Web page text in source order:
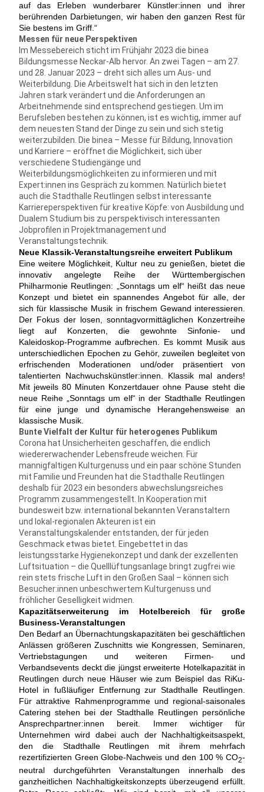
auf das Erleben wunderbarer Künstler:innen und ihrer
berührenden Darbietungen, wir haben den ganzen Rest für
Sie bestens im Griff.“
Messen für neue Perspektiven
Im Messebereich sticht im Frühjahr 2023 die binea
Bildungsmesse Neckar-Alb hervor. An zwei Tagen – am 27.
und 28. Januar 2023 – dreht sich alles um Aus- und
Weiterbildung. Die Arbeitswelt hat sich in den letzten
Jahren stark verändert und die Anforderungen an
Arbeitnehmende sind entsprechend gestiegen. Um im
Berufsleben bestehen zu können, ist es wichtig, immer auf
dem neuesten Stand der Dinge zu sein und sich stetig
weiterzubilden. Die binea – Messe für Bildung, Innovation
und Karriere – eröffnet die Möglichkeit, sich über
verschiedene Studiengänge und
Weiterbildungsmöglichkeiten zu informieren und mit
Expert:innen ins Gespräch zu kommen. Natürlich bietet
auch die Stadthalle Reutlingen selbst interessante
Karriereperspektiven für kreative Köpfe: von Ausbildung und
Dualem Studium bis zu perspektivisch interessanten
Jobprofilen in Projektmanagement und
Veranstaltungstechnik.
Neue Klassik-Veranstaltungsreihe erweitert Publikum
Eine weitere Möglichkeit, Kultur neu zu genießen, bietet die
innovativ angelegte Reihe der Württembergischen
Philharmonie Reutlingen: „Sonntags um elf“ heißt das neue
Konzept und bietet ein spannendes Angebot für alle, der
sich für klassische Musik in frischem Gewand interessieren.
Der Fokus der losen, sonntagvormittäglichen Konzertreihe
liegt auf Konzerten, die gewohnte Sinfonie- und
Kaleidoskop-Programme aufbrechen. Es kommt Musik aus
unterschiedlichen Epochen zu Gehör, zuweilen begleitet von
erfrischenden Moderationen und/oder präsentiert von
talentierten Nachwuchskünstler:innen. Klassik mal anders!
Mit jeweils 80 Minuten Konzertdauer ohne Pause steht die
neue Reihe „Sonntags um elf“ in der Stadthalle Reutlingen
für eine junge und dynamische Herangehensweise an
klassische Musik.
Bunte Vielfalt der Kultur für heterogenes Publikum
Corona hat Unsicherheiten geschaffen, die endlich
wiedererwachender Lebensfreude weichen. Für
mannigfaltigen Kulturgenuss und ein paar schöne Stunden
mit Familie und Freunden hat die Stadthalle Reutlingen
deshalb für 2023 ein besonders abwechslungsreiches
Programm zusammengestellt. In Kooperation mit
bundesweit bzw. international bekannten Veranstaltern
und lokal-regionalen Akteuren ist ein
Veranstaltungskalender entstanden, der für jeden
Geschmack etwas bietet. Eingebettet in das
leistungsstarke Hygienekonzept und dank der exzellenten
Luftsituation – die Quelllüftungsanlage bringt zugfrei wie
rein stets frische Luft in den Großen Saal – können sich
Besucher:innen unbeschwertem Kulturgenuss und
fröhlicher Geselligkeit widmen.
Kapazitätserweiterung im Hotelbereich für große
Business-Veranstaltungen
Den Bedarf an Übernachtungskapazitäten bei geschäftlichen
Anlässen größeren Zuschnitts wie Kongressen, Seminaren,
Vertriebstagungen und weiteren Firmen- und
Verbandsevents deckt die jüngst erweiterte Hotelkapazität in
Reutlingen durch neue Häuser wie zum Beispiel das RiKu-
Hotel in fußläufiger Entfernung zur Stadthalle Reutlingen.
Für attraktive Rahmenprogramme und regional-saisonales
Catering stehen bei der Stadthalle Reutlingen persönliche
Ansprechpartner:innen bereit. Immer wichtiger für
Unternehmen wird dabei auch der Nachhaltigkeitsaspekt,
den die Stadthalle Reutlingen mit ihrem mehrfach
rezertifizierten Green Globe-Nachweis und den 100 % CO2-
neutral durchgeführten Veranstaltungen innerhalb des
ganzheitlichen Nachhaltigkeitskonzepts überzeugend erfüllt.